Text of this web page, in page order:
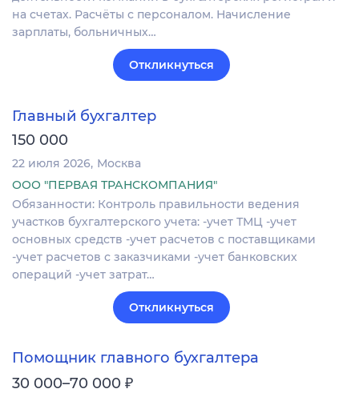
на счетах. Расчёты с персоналом. Начисление
зарплаты, больничных…
Откликнуться
Главный бухгалтер
150 000
22 июля 2026 Москва
ООО "ПЕРВАЯ ТРАНСКОМПАНИЯ"
Обязанности: Контроль правильности ведения
участков бухгалтерского учета: -учет ТМЦ -учет
основных средств -учет расчетов с поставщиками
-учет расчетов с заказчиками -учет банковских
операций -учет затрат…
Откликнуться
Помощник главного бухгалтера
30 000–70 000 ₽